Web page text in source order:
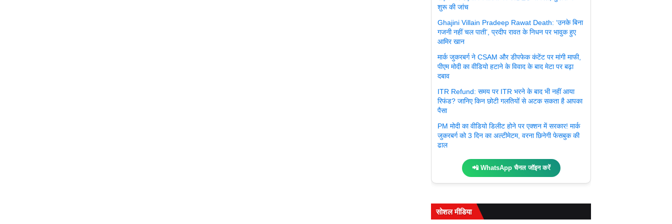
शुरू की जांच
Ghajini Villain Pradeep Rawat Death: ‘उनके बिना
गजनी नहीं चल पाती’, प्रदीप रावत के निधन पर भावुक हुए
आमिर खान
मार्क जुकरबर्ग ने CSAM और डीपफेक कंटेंट पर मांगी माफी,
पीएम मोदी का वीडियो हटाने के विवाद के बाद मेटा पर बढ़ा
दबाव
ITR Refund: समय पर ITR भरने के बाद भी नहीं आया
रिफंड? जानिए किन छोटी गलतियों से अटक सकता है आपका
पैसा
PM मोदी का वीडियो डिलीट होने पर एक्शन में सरकार! मार्क
जुकरबर्ग को 3 दिन का अल्टीमेटम, वरना छिनेगी फेसबुक की
ढाल
📲 WhatsApp चैनल जॉइन करें
सोशल मीडिया